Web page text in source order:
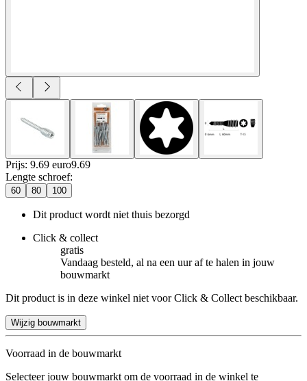
Prijs: 9.69 euro9.69
Lengte schroef:
60 80 100
Dit product wordt niet thuis bezorgd
Click & collect
gratis
Vandaag besteld, al na een uur af te halen in jouw
bouwmarkt
Dit product is in deze winkel niet voor Click & Collect beschikbaar.
Wijzig bouwmarkt
Voorraad in de bouwmarkt
Selecteer jouw bouwmarkt om de voorraad in de winkel te